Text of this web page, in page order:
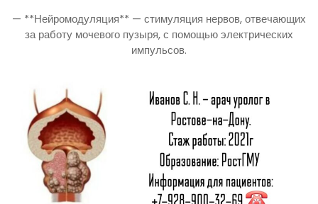
— **Нейромодуляция** — стимуляция нервов, отвечающих
за работу мочевого пузыря, с помощью электрических
импульсов.